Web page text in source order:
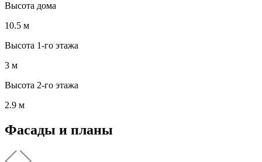
Высота дома
10.5 м
Высота 1-го этажа
3 м
Высота 2-го этажа
2.9 м
Фасады и планы